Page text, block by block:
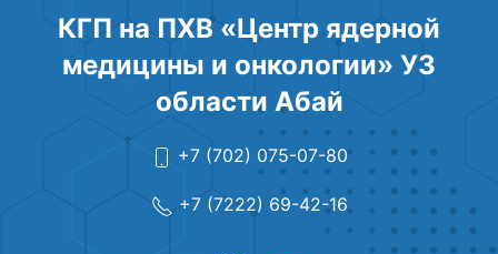
КГП на ПХВ «Центр ядерной
медицины и онкологии» УЗ
области Абай
+7 (702) 075-07-80
+7 (7222) 69-42-16